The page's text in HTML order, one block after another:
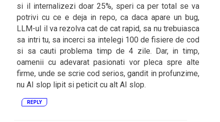
si il internalizezi doar 25%, speri ca per total se va
potrivi cu ce e deja in repo, ca daca apare un bug,
LLM-ul il va rezolva cat de cat rapid, sa nu trebuiasca
sa intri tu, sa incerci sa intelegi 100 de fisiere de cod
si sa cauti problema timp de 4 zile. Dar, in timp,
oamenii cu adevarat pasionati vor pleca spre alte
firme, unde se scrie cod serios, gandit in profunzime,
nu AI slop lipit si peticit cu alt AI slop.
REPLY